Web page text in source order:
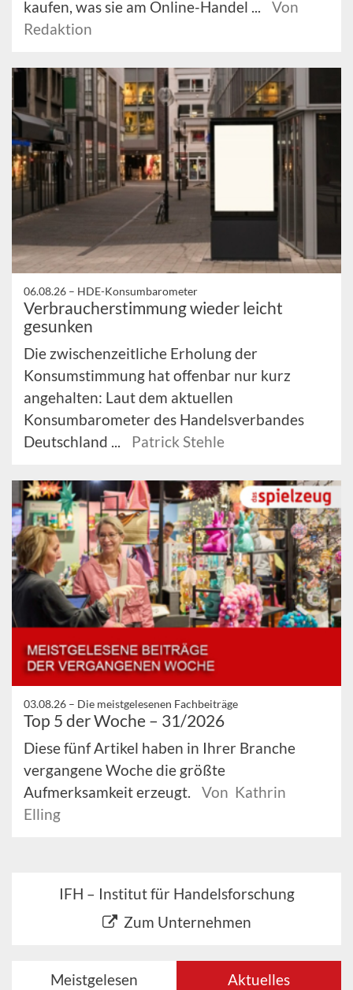
kaufen, was sie am Online-Handel ...
Von
Redaktion
06.08.26 – HDE-Konsumbarometer
Verbraucherstimmung wieder leicht
gesunken
Die zwischenzeitliche Erholung der
Konsumstimmung hat offenbar nur kurz
angehalten: Laut dem aktuellen
Konsumbarometer des Handelsverbandes
Deutschland ...
Patrick Stehle
03.08.26 – Die meistgelesenen Fachbeiträge
Top 5 der Woche – 31/2026
Diese fünf Artikel haben in Ihrer Branche
vergangene Woche die größte
Aufmerksamkeit erzeugt.
Von Kathrin
Elling
IFH – Institut für Handelsforschung
Zum Unternehmen
Meistgelesen Aktuelles